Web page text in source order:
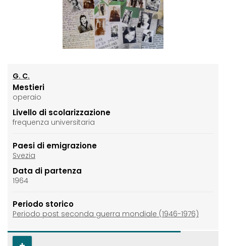
G. C.
Mestieri
operaio
Livello di scolarizzazione
frequenza universitaria
Paesi di emigrazione
Svezia
Data di partenza
1964
Periodo storico
Periodo post seconda guerra mondiale (1946-1976)